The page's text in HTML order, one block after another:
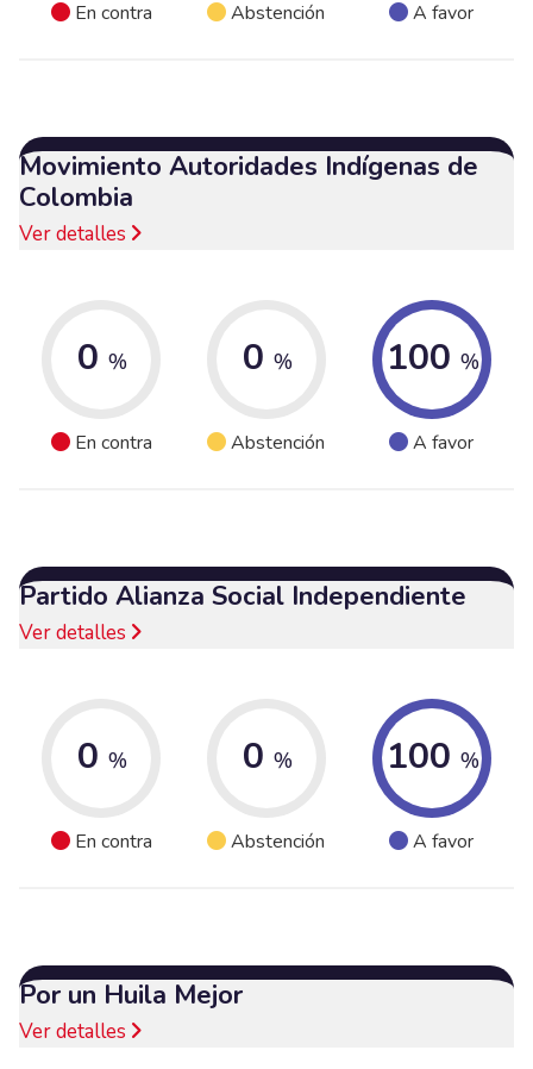
En contra Abstención A favor
Movimiento Autoridades Indígenas de
Colombia
Ver detalles
0 %
En contra
0 %
Abstención
100 %
A favor
Partido Alianza Social Independiente
Ver detalles
0 %
En contra
0 %
Abstención
100 %
A favor
Por un Huila Mejor
Ver detalles